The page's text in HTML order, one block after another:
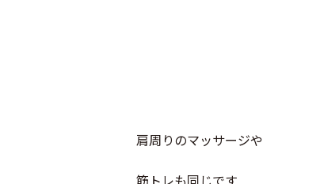
肩周りのマッサージや
筋トレも同じです